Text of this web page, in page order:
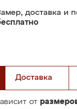
доставка и
Доставка
от